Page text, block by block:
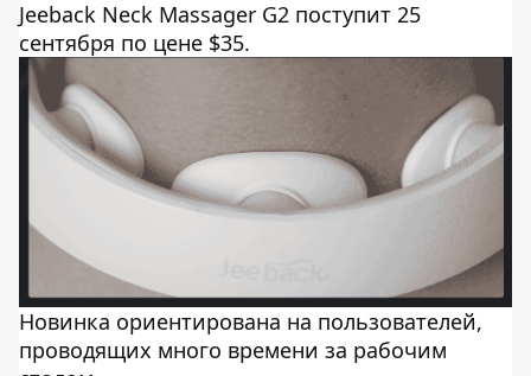
Jeeback Neck Massager G2 поступит 25
сентября по цене $35.
Новинка ориентирована на пользователей,
проводящих много времени за рабочим